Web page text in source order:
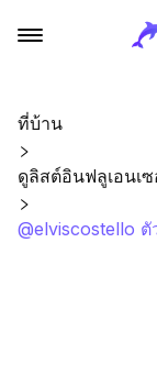
ที่บ้าน
ดูลิสต์อินฟลูเอนเซ
@elviscostello